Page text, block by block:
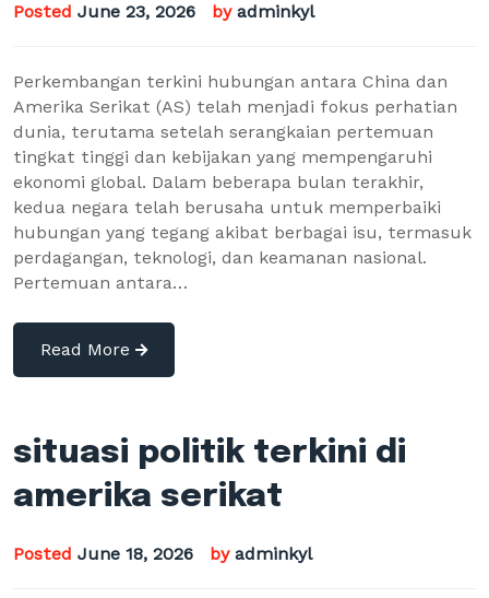
Posted June 23, 2026 by adminkyl
Perkembangan terkini hubungan antara China dan
Amerika Serikat (AS) telah menjadi fokus perhatian
dunia, terutama setelah serangkaian pertemuan
tingkat tinggi dan kebijakan yang mempengaruhi
ekonomi global. Dalam beberapa bulan terakhir,
kedua negara telah berusaha untuk memperbaiki
hubungan yang tegang akibat berbagai isu, termasuk
perdagangan, teknologi, dan keamanan nasional.
Pertemuan antara…
Read More
situasi politik terkini di
amerika serikat
Posted June 18, 2026 by adminkyl